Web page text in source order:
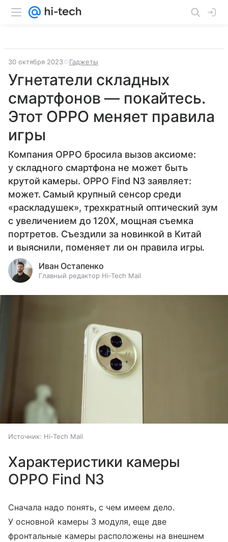
30 октября 2023 Гаджеты
Угнетатели складных
смартфонов — покайтесь.
Этот OPPO меняет правила
игры
Компания OPPO бросила вызов аксиоме:
у складного смартфона не может быть
крутой камеры. OPPO Find N3 заявляет:
может. Самый крупный сенсор среди
«раскладушек», трехкратный оптический зум
с увеличением до 120Х, мощная съемка
портретов. Съездили за новинкой в Китай
и выяснили, поменяет ли он правила игры.
Иван Остапенко
Главный редактор Hi-Tech Mail
Источник: Hi-Tech Mail
Характеристики камеры
OPPO Find N3
Сначала надо понять, с чем имеем дело.
У основной камеры 3 модуля, еще две
фронтальные камеры расположены на внешнем